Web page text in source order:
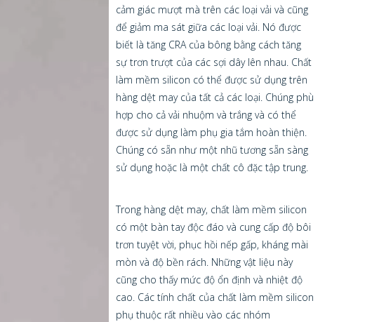
cảm giác mượt mà trên các loại vải và cũng
để giảm ma sát giữa các loại vải. Nó được
biết là tăng CRA của bông bằng cách tăng
sự trơn trượt của các sợi dây lên nhau. Chất
làm mềm silicon có thể được sử dụng trên
hàng dệt may của tất cả các loại. Chúng phù
hợp cho cả vải nhuộm và trắng và có thể
được sử dụng làm phụ gia tắm hoàn thiện.
Chúng có sẵn như một nhũ tương sẵn sàng
sử dụng hoặc là một chất cô đặc tập trung.
Trong hàng dệt may, chất làm mềm silicon
có một bàn tay độc đáo và cung cấp độ bôi
trơn tuyệt vời, phục hồi nếp gấp, kháng mài
mòn và độ bền rách. Những vật liệu này
cũng cho thấy mức độ ổn định và nhiệt độ
cao. Các tính chất của chất làm mềm silicon
phụ thuộc rất nhiều vào các nhóm